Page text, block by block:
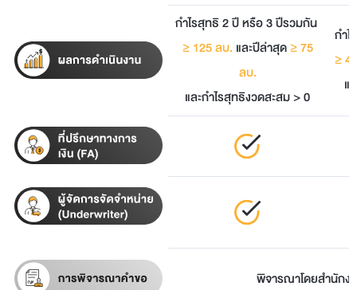
กำไรสุทธิ 2 ปี หรือ 3 ปีรวมกัน
≥ 125 ลบ. และปีล่าสุด≥ 75
ลบ.
และกำไรสุทธิงวดสะสม > 0
กำ
≥
แ
พิจารณาโดยสำนักง